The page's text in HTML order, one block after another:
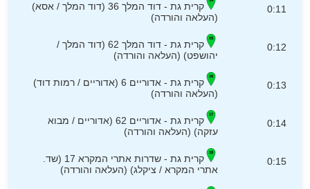
0:11
קרית גת - דוד המלך 36 (דוד המלך / אסא)
(העלאה והורדה)
0:12
קרית גת - דוד המלך 62 (דוד המלך /
יהושפט) (העלאה והורדה)
0:13
קרית גת - אדוריים 6 (אדוריים / רמות דוד)
(העלאה והורדה)
0:14
קרית גת - אדוריים 62 (אדוריים / מבוא
עזקה) (העלאה והורדה)
0:15
קרית גת - שדרות אתרי המקרא 17 (שד.
אתרי המקרא / ציקלג) (העלאה והורדה)